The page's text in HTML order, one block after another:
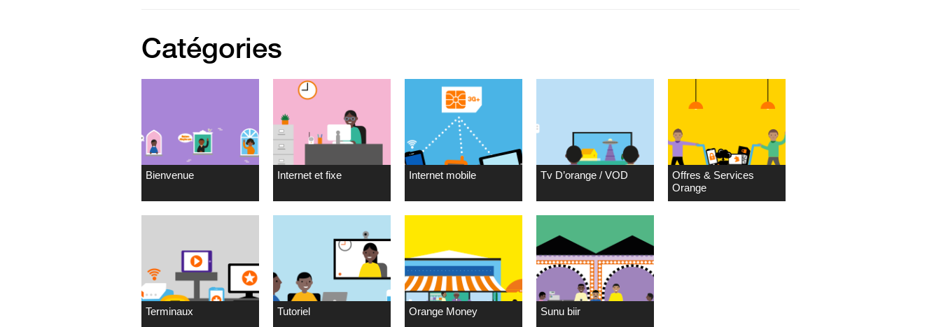
Catégories
Bienvenue Internet et fixe Internet mobile Tv D’orange / VOD
Offres & Services
Orange
Terminaux Tutoriel Orange Money Sunu biir